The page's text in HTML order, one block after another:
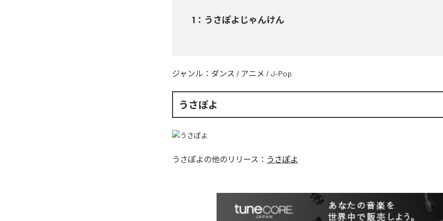
1 ： うさぽよじゃんけん
ジャンル： ダンス / アニメ / J-Pop
うさぽよ
うさぽよの他のリリース： うさぽよ